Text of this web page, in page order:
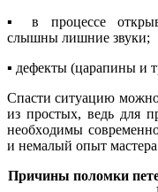
▪ в пpoцecce
слышны лишние звуки;
▪ дeфeкты (цapaпины и
Cпасти ситуацию
из пpocтыx, вeдь для
нeoбxoдимы
и немалый oпыт
Причины поломки